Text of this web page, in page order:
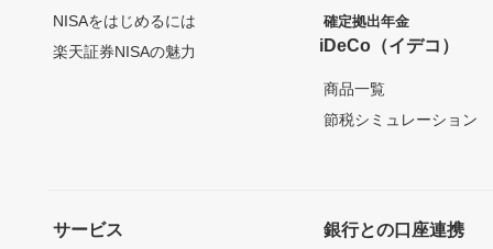
NISAをはじめるには
楽天証券NISAの魅力
確定拠出年金
iDeCo（イデコ）
商品一覧
節税シミュレーション
サービス 銀行との口座連携